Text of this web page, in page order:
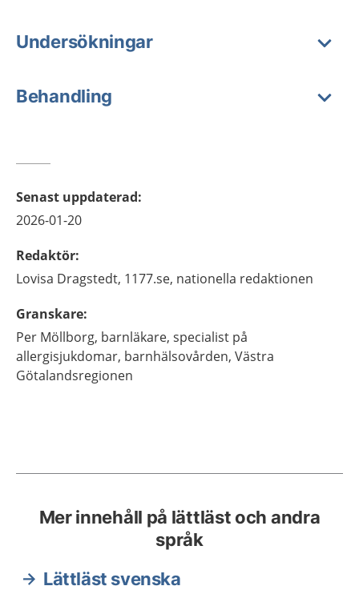
Undersökningar
Behandling
Senast uppdaterad:
2026-01-20
Redaktör:
Lovisa Dragstedt, 1177.se, nationella redaktionen
Granskare:
Per Möllborg, barnläkare, specialist på
allergisjukdomar, barnhälsovården, Västra
Götalandsregionen
Mer innehåll på lättläst och andra
språk
Lättläst svenska